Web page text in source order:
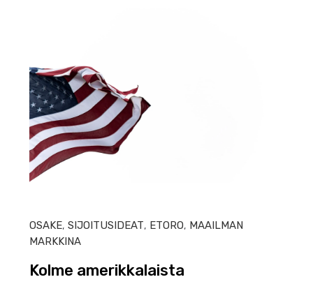
OSAKE,SIJOITUSIDEAT, ETORO, MAAILMAN
MARKKINA
Kolme amerikkalaista